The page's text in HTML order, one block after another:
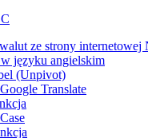
ze strony internetowej
w języku angielskim
(Unpivot)
Google Translate